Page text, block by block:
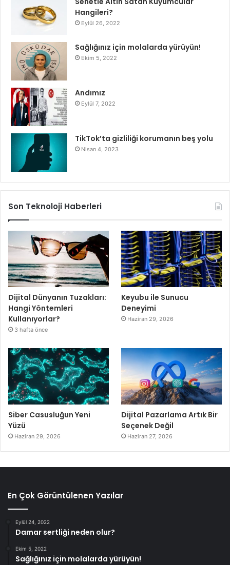
Hangileri?
Eylül 26, 2022
Sağlığınız için molalarda yürüyün!
Ekim 5, 2022
Andımız
Eylül 7, 2022
TikTok’ta gizliliği korumanın beş yolu
Nisan 4, 2023
Son Teknoloji Haberleri
Dijital Dünyanın Tuzakları:
Hangi Yöntemleri
Kullanıyorlar?
3 hafta önce
Keyubu ile Sunucu
Deneyimi
Haziran 29, 2026
Siber Casusluğun Yeni
Yüzü
Haziran 29, 2026
Dijital Pazarlama Artık Bir
Seçenek Değil
Haziran 27, 2026
En Çok Görüntülenen Yazılar
Eylül 24, 2022
Damar sertliği neden olur?
Ekim 5, 2022
Sağlığınız için molalarda yürüyün!